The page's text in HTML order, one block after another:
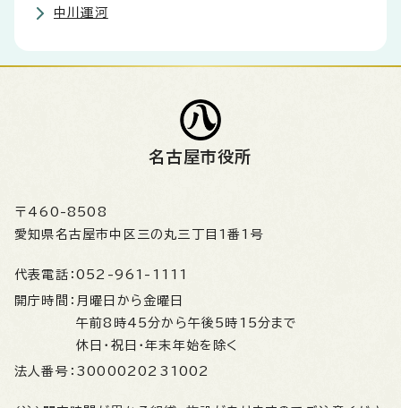
中川運河
名古屋市役所
〒460-8508
愛知県名古屋市中区三の丸三丁目1番1号
代表電話： 052-961-1111
開庁時間： 月曜日から金曜日
午前8時45分から午後5時15分まで
休日・祝日・年末年始を除く
法人番号： 3000020231002